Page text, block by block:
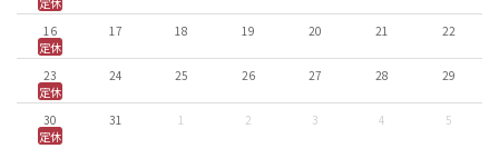
16
17 18 19 20 21
22
定休
23
24 25 26 27 28
29
定休
30
31 1 2 3 4
5
定休